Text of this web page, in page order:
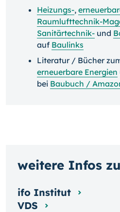
Heizungs-,
Raumlufttechnik-
Sanitärtechnik- und
auf Baulinks
Literatur / Bücher
erneuerbare Energien
bei Baubuch /
weitere Infos
ifo Institut
VDS